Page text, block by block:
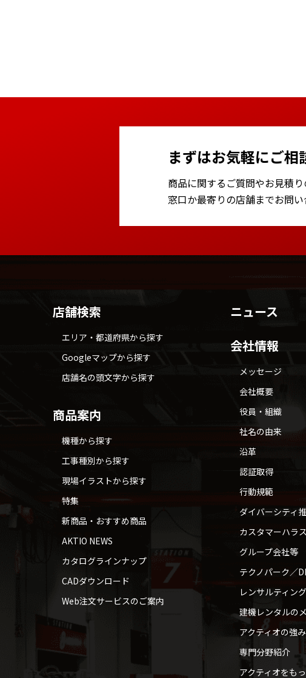
まずはお気軽にご相
商品に関するご質問やお見積り
窓口か最寄りの店舗までお問い
店舗検索
エリア・都道府県から探す
Googleマップから探す
店舗名の頭文字から探す
商品案内
機種から探す
工事種別から探す
現場イラストから探す
特集
新商品・おすすめ商品
AKTIO NEWS
カタログラインナップ
CADダウンロード
Web注文サービスのご案内
ニュース
会社情報
メッセージ
会社概要
役員・組織
社名の由来
沿革
認証取得
行動規範
ダイバーシティ
カスタマーハラ
グループ会社等
テクノパーク／
レンサルティン
建機レンタルの
アクティオの強み
専門分野紹介
アクティオをも